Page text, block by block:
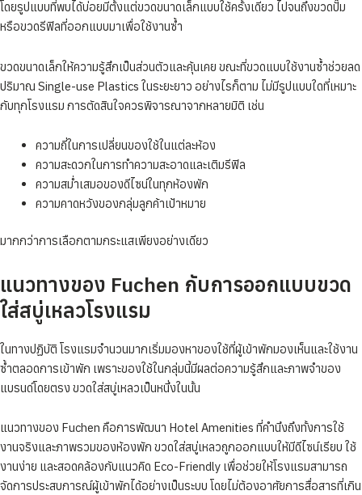
โดยรูปแบบที่พบได้บ่อยมีตั้งแต่ขวดขนาดเล็กแบบใช้ครั้งเดียว ไปจนถึงขวดปั๊ม
หรือขวดรีฟิลที่ออกแบบมาเพื่อใช้งานซ้ำ
ขวดขนาดเล็กให้ความรู้สึกเป็นส่วนตัวและคุ้นเคย ขณะที่ขวดแบบใช้งานซ้ำช่วยลด
ปริมาณ Single-use Plastics ในระยะยาว อย่างไรก็ตาม ไม่มีรูปแบบใดที่เหมาะ
กับทุกโรงแรม การตัดสินใจควรพิจารณาจากหลายมิติ เช่น
ความถี่ในการเปลี่ยนของใช้ในแต่ละห้อง
ความสะดวกในการทำความสะอาดและเติมรีฟิล
ความสม่ำเสมอของดีไซน์ในทุกห้องพัก
ความคาดหวังของกลุ่มลูกค้าเป้าหมาย
มากกว่าการเลือกตามกระแสเพียงอย่างเดียว
แนวทางของ Fuchen กับการออกแบบขวด
ใส่สบู่เหลวโรงแรม
ในทางปฏิบัติ โรงแรมจำนวนมากเริ่มมองหาของใช้ที่ผู้เข้าพักมองเห็นและใช้งาน
ซ้ำตลอดการเข้าพัก เพราะของใช้ในกลุ่มนี้มีผลต่อความรู้สึกและภาพจำของ
แบรนด์โดยตรง ขวดใส่สบู่เหลวเป็นหนึ่งในนั้น
แนวทางของ Fuchen คือการพัฒนา Hotel Amenities ที่คำนึงถึงทั้งการใช้
งานจริงและภาพรวมของห้องพัก ขวดใส่สบู่เหลวถูกออกแบบให้มีดีไซน์เรียบ ใช้
งานง่าย และสอดคล้องกับแนวคิด Eco-Friendly เพื่อช่วยให้โรงแรมสามารถ
จัดการประสบการณ์ผู้เข้าพักได้อย่างเป็นระบบ โดยไม่ต้องอาศัยการสื่อสารที่เกิน